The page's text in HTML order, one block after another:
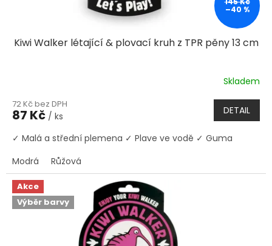
–40 %
Kiwi Walker létající & plovací kruh z TPR pěny 13 cm
Skladem
72 Kč bez DPH
87 Kč / ks DETAIL
✓ Malá a střední plemena ✓ Plave ve vodě ✓ Guma
Modrá
Růžová
Akce
Výběr barvy